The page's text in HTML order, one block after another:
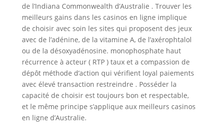
de l’Indiana Commonwealth d’Australie . Trouver les
meilleurs gains dans les casinos en ligne implique
de choisir avec soin les sites qui proposent des jeux
avec de l’adénine, de la vitamine A, de l’axérophtalol
ou de la désoxyadénosine. monophosphate haut
récurrence à acteur ( RTP ) taux et a compassion de
dépôt méthode d’action qui vérifient loyal paiements
avec élevé transaction restreindre . Posséder la
capacité de choisir est toujours bon et respectable,
et le même principe s’applique aux meilleurs casinos
en ligne d’Australie.